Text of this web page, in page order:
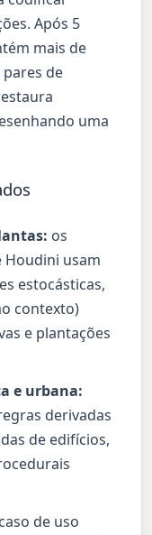
Após 5
mais de
pares de
uma
os
Houdini usam
estocásticas,
contexto)
e plantações
e urbana:
derivadas
de edifícios,
de uso